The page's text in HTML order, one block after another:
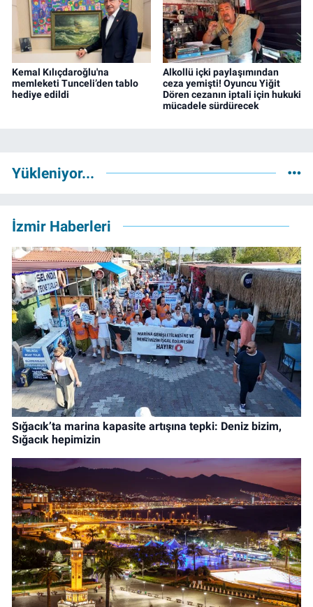
Kemal Kılıçdaroğlu'na
memleketi Tunceli’den tablo
hediye edildi
Alkollü içki paylaşımından
ceza yemişti! Oyuncu Yiğit
Dören cezanın iptali için hukuki
mücadele sürdürecek
Yükleniyor...
İzmir Haberleri
Sığacık’ta marina kapasite artışına tepki: Deniz bizim,
Sığacık hepimizin